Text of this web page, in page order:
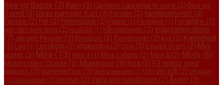
Bea og Basse (7) Børn (3) Carlsens Læsestarts-serie (2) Dea og
Svend (3) Deas hamster Kurt (3) Familie (2) familieaktivitet (3)
Fantasi (2) Far (2) Feministisk (2) Fester (1) Forelsket (1) Forældre (3)
gør-det-selv-bog (2) Husbåd (1) håndarbejde (2) inspirationsbog
(7) Jørgen Pingvin (3) Kreabog (2) Kvindetegn (2) kys (2) Kærlighed
(3) Leg (1) Lejrskole (2) letlæsning (2) Liva (3) Louise Gram (2) Mini
teater (3) Mira (13) Mira 3 (1) Mira t-shirts (2) Mire 5 (2) Molly (6)
Motorcyklen Charlie (2) Muleposer (4) Noa (2) På telttur med
klassen (3) sommerhus (3) teenagepiger (1) Ud i det blå (2) Uhygge
(1) Unge piger (1) Venner (2) Vælg selv handlingen (2) Ånder (3)